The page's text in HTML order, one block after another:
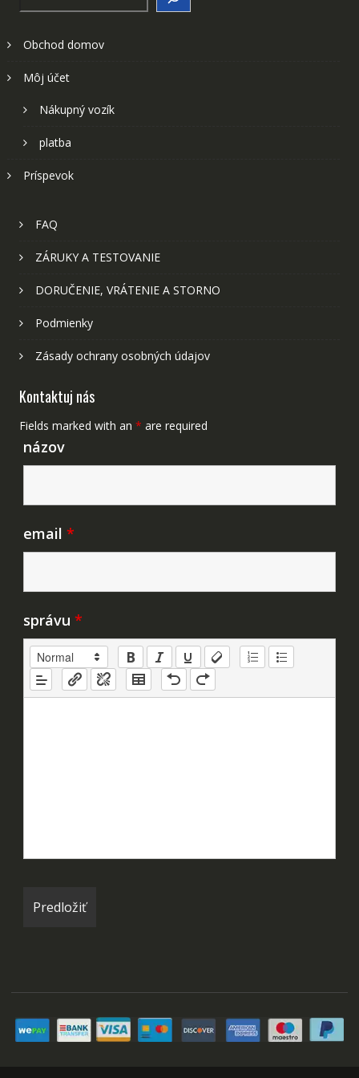
Obchod domov
Môj účet
Nákupný vozík
platba
Príspevok
FAQ
ZÁRUKY A TESTOVANIE
DORUČENIE, VRÁTENIE A STORNO
Podmienky
Zásady ochrany osobných údajov
Kontaktuj nás
Fields marked with an * are required
názov
email *
správu *